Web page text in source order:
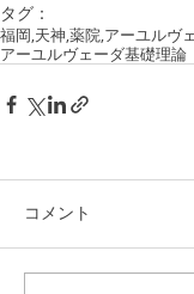
タグ：
福岡,天神,薬院,アーユルヴ
アーユルヴェーダ基礎理論
コメント